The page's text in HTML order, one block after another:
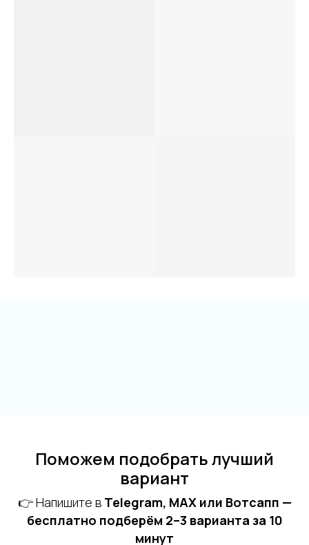
Поможем подобрать лучший
вариант
👉 Напишите в Telegram, MAX или Вотсапп —
бесплатно подберём 2–3 варианта за 10
минут